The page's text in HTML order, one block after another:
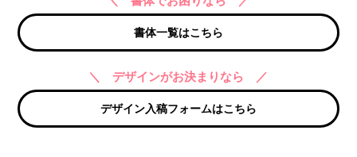
書体一覧はこちら
＼ デザインがお決まりなら ／
デザイン入稿フォームはこちら